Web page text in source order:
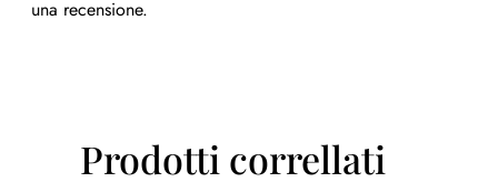
una recensione.
Prodotti correllati